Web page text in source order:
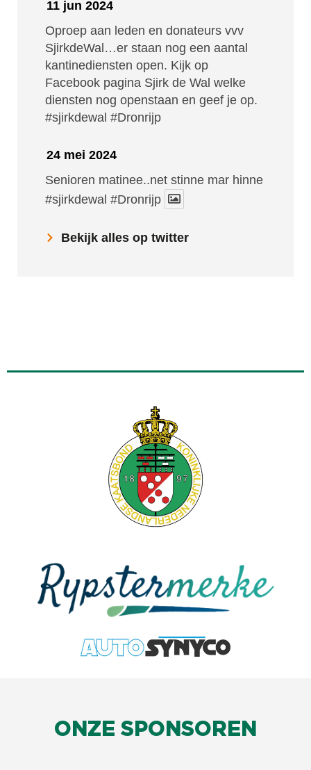
11 jun 2024
Oproep aan leden en donateurs vvv
SjirkdeWal…er staan nog een aantal
kantinediensten open. Kijk op
Facebook pagina Sjirk de Wal welke
diensten nog openstaan en geef je op.
#sjirkdewal #Dronrijp
24 mei 2024
Senioren matinee..net stinne mar hinne
#sjirkdewal #Dronrijp
Bekijk alles op twitter
ONZE SPONSOREN